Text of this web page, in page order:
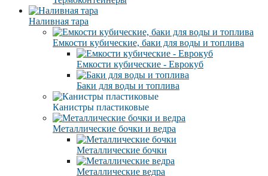
Наливная тара
Емкости кубические, баки для воды и топлива
Емкости кубические - Еврокуб
Баки для воды и топлива
Канистры пластиковые
Металлические бочки и ведра
Металлические бочки
Металлические ведра